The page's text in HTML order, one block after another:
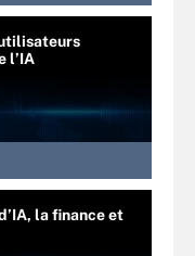
l’IA
la finance et